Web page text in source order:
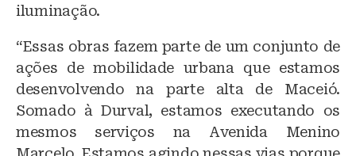
iluminação.
“Essas obras fazem parte de um conjunto de
ações de mobilidade urbana que estamos
desenvolvendo na parte alta de Maceió.
Somado à Durval, estamos executando os
mesmos serviços na Avenida Menino